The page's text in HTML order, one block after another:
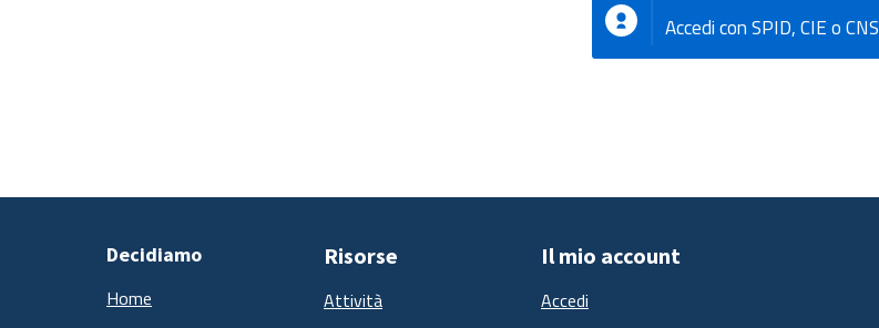
Accedi con SPID, CIE o CNS
Decidiamo
Home
Risorse
Attività
Il mio account
Accedi